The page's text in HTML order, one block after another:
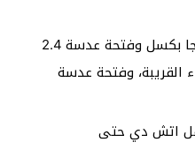
العدسة الثانية بدقة 2 ميجا بكسل وفتحة عدسة 2.4
القريبة، وفتحة عدسة
اتش دي حتى